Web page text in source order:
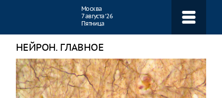
Москва
7 августа ‘26
Пятница
НЕЙРОН. ГЛАВНОЕ